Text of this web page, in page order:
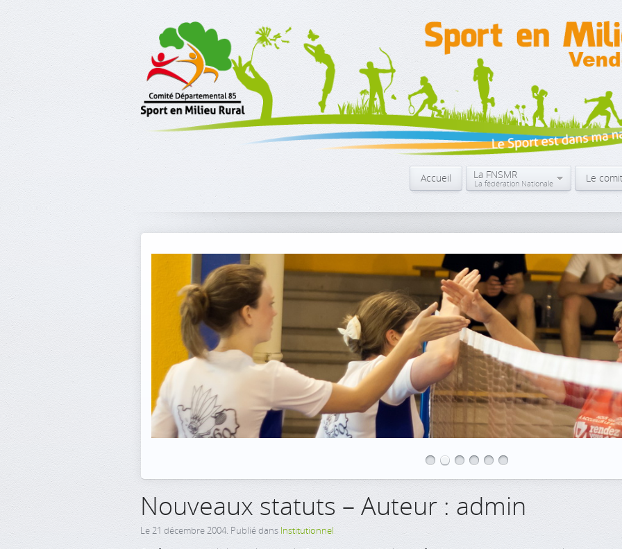
Accueil La FNSMR
La fédération Nationale Le
Nouveaux statuts – Auteur : admin
Le21 décembre 2004. Publié dans Institutionnel